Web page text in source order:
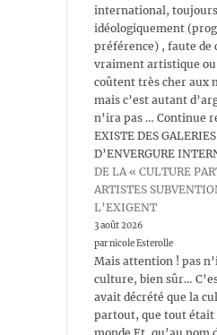
international,
idéologiquement
préférence) , faute de
vraiment artistique ou
coûtent très cher aux
mais c’est autant
n’ira pas … Continue
EXISTE DES
D’ENVERGURE
DE LA « CULTURE
ARTISTES
L’EXIGENT
3 août 2026
par nicole Esterolle
Mais attention ! pas
culture, bien sûr…
avait décrété que la
partout, que tout